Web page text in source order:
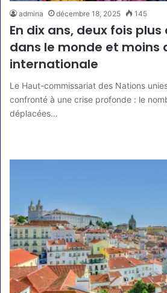
admina décembre 18, 2025 145
En dix ans, deux fois
dans le monde et moins
internationale
Le Haut-commissariat des Nations
confronté à une crise profonde : le
déplacées…